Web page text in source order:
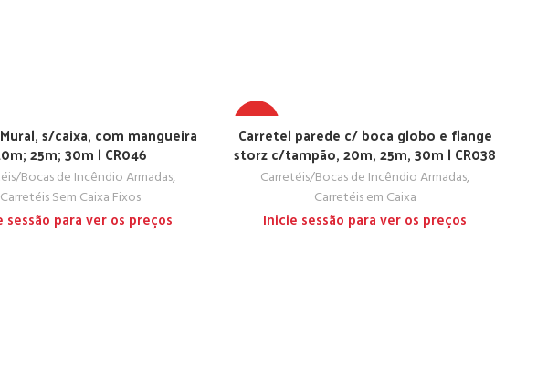
s/caixa, com mangueira
25m; 30m | CR046
Bocas de Incêndio Armadas,
Carretéis Sem Caixa Fixos
sessão para ver os preços
TOP
Carretel parede c/ boca globo e flange
storz c/tampão, 20m, 25m, 30m | CR038
Carretéis/Bocas de Incêndio Armadas,
Carretéis em Caixa
Inicie sessão para ver os preços